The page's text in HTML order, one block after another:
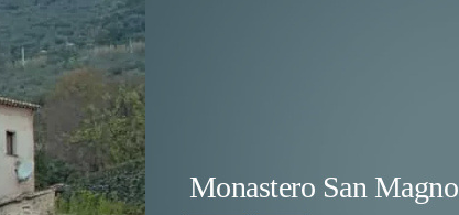
Monastero San Magno